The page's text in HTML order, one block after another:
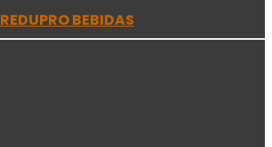
REDUPRO BEBIDAS